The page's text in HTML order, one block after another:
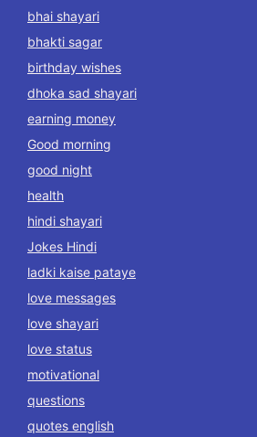
bhai shayari
bhakti sagar
birthday wishes
dhoka sad shayari
earning money
Good morning
good night
health
hindi shayari
Jokes Hindi
ladki kaise pataye
love messages
love shayari
love status
motivational
questions
quotes english